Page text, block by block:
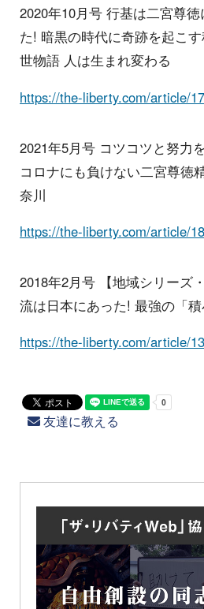
2020年10月号 行基は二宮尊
た! 暗黒の時代に奇跡を起こ
世物語 人は生まれ変わる
https://the-liberty.com/article/
2021年5月号 コツコツと努力
コロナにも負けない二宮尊徳
奈川
https://the-liberty.com/article/
2018年2月号 【地域シリーズ
流は日本にあった! 最強の「
https://the-liberty.com/article/
友達に教える